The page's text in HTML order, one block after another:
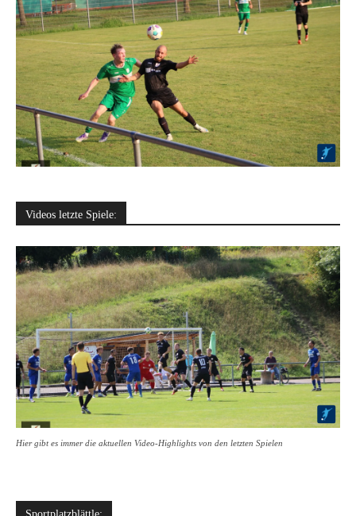
Videos letzte Spiele:
Hier gibt es immer die aktuellen Video-Highlights von den letzten Spielen